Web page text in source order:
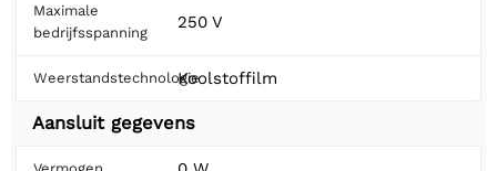
Maximale
bedrijfsspanning
250 V
WeerstandstechnologieKoolstoffilm
Aansluit gegevens